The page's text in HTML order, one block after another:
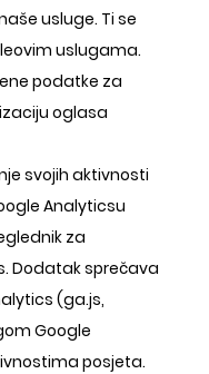
usluge. Ti se
uslugama.
podatke za
oglasa
svojih aktivnosti
Analyticsu
za
Dodatak sprečava
(ga.js,
Google
posjeta.